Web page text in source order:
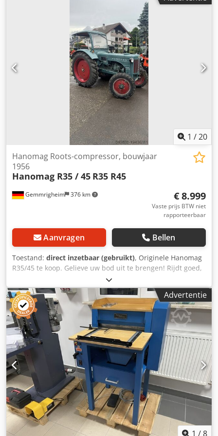
1 /20
Gemmrigheim 376 km
Hanomag Roots-compressor, bouwjaar
1956
Hanomag R35 / 45 R35 R45
€ 8.999
Vaste prijs BTW niet
rapporteerbaar
Aanvragen Bellen
Toestand: direct inzetbaar (gebruikt), Originele Hanomag
R35/45 te koop. Gelieve uw bod uit te brengen! Rijdt goed,
heeft geen olieverlies. Keuring (TÜV) verlopen, maar
mogelijk tegen meerprijs. Onderhandelingsbasis. Voertuig
heeft altijd binnen gestaan. Nu vrij voor verkoop. Type A,
bouwjaar 1956, met zeldzame uitrusting en werkende
Roots-compressor, wat zorgt voor een vermogensverhoging
tot circa 45 pk. Dit voertuig is een technisch uniek
exemplaar en verkeert in zeer goede, werkende staat.
Dedpfxewvf E De Ahyeck Uitvoering & details: • Type:
R35/45 A (landbouwtrekker-uitvoering) • Motor: 4-cilinder
dieselmotor, met mechanisch aangedreven Roots-
compressor. Veel originele stickers en typeplaatjes
aanwezig. • Vermogen: ca. 45 pk • Versnellingsbak: 5
versnellingen vooruit + 1 achteruit, extra onderzetting
(totaal 10 versnellingen) • Bouwjaar: 1956 • Zeldzaam:
frontaftakas / extra PTO via aparte hendel • Rijdt, stuurt en
remt volledig naar behoren, start goed Conditie: • Zeer
Advertentie
1 /8